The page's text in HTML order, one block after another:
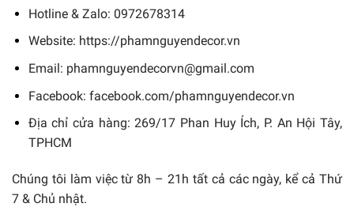
Hotline & Zalo: 0972678314
Website: https://phamnguyendecor.vn
Email: phamnguyendecorvn@gmail.com
Facebook: facebook.com/phamnguyendecor.vn
Địa chỉ cửa hàng: 269/17 Phan Huy Ích, P. An Hội Tây,
TPHCM
Chúng tôi làm việc từ 8h – 21h tất cả các ngày, kể cả Thứ
7 & Chủ nhật.